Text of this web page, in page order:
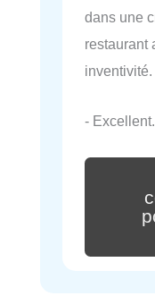
dans une
restaurant
inventivité.
- Excellent.